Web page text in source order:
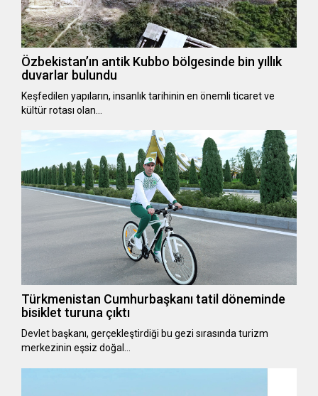
Özbekistan’ın antik Kubbo bölgesinde bin yıllık
duvarlar bulundu
Keşfedilen yapıların, insanlık tarihinin en önemli ticaret ve
kültür rotası olan…
Türkmenistan Cumhurbaşkanı tatil döneminde
bisiklet turuna çıktı
Devlet başkanı, gerçekleştirdiği bu gezi sırasında turizm
merkezinin eşsiz doğal…